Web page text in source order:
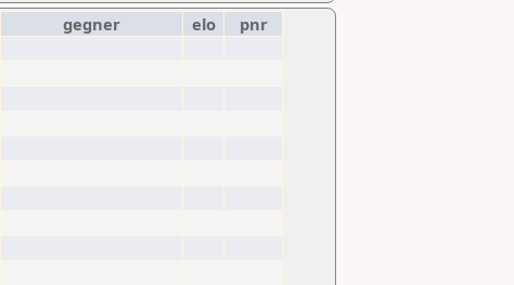
gegner elo
pnr